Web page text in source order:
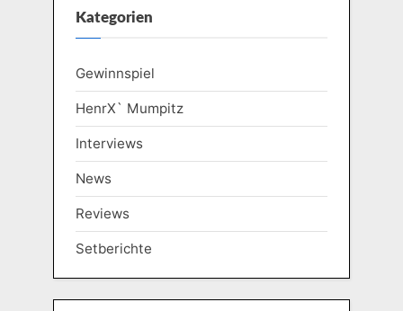
Kategorien
Gewinnspiel
HenrX` Mumpitz
Interviews
News
Reviews
Setberichte